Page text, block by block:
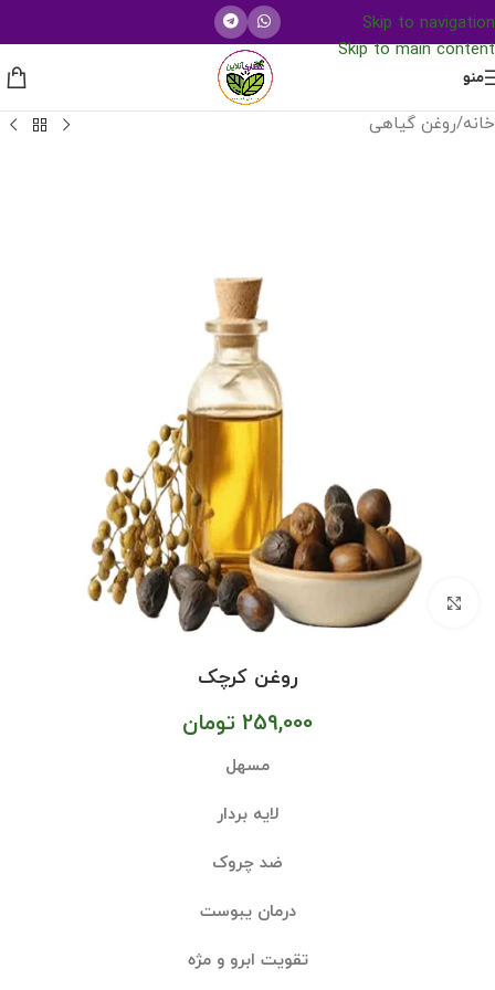
Skip to navigation
Skip to main content
منو
خانه/روغن گیاهی
بزرگنمایی تصویر
روغن کرچک
259,000 تومان
مسهل
لایه بردار
ضد چروک
درمان یبوست
تقویت ابرو و مژه